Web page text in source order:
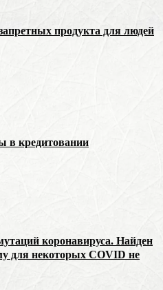
продукта для людей
в кредитовании
коронавируса. Найден
для некоторых COVID не